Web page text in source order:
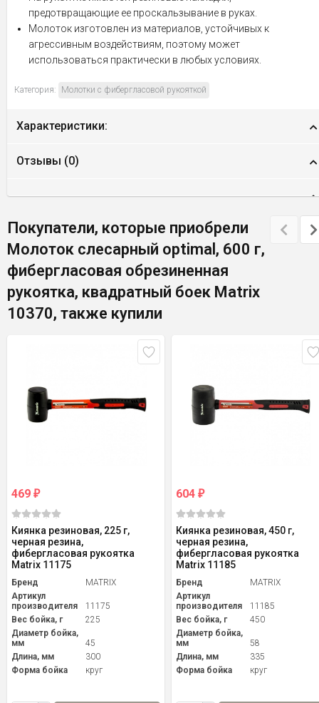
предотвращающие ее проскальзывание в руках.
Молоток изготовлен из материалов, устойчивых к
агрессивным воздействиям, поэтому может
использоваться практически в любых условиях.
Категория: Молотки с фибергласовой рукояткой
Характеристики:
Отзывы (0)
Покупатели, которые приобрели
Молоток слесарный optimal, 600 г,
фибергласовая обрезиненная
рукоятка, квадратный боек Matrix
10370, также купили
469 ₽
Киянка резиновая, 225 г,
черная резина,
фибергласовая рукоятка
Matrix 11175
Бренд
MATRIX
Артикул
производителя
11175
Вес бойка, г
225
Диаметр бойка,
мм
45
Длина, мм
300
Форма бойка
круг
604 ₽
Киянка резиновая, 450 г,
черная резина,
фибергласовая рукоятка
Matrix 11185
Бренд
MATRIX
Артикул
производителя
11185
Вес бойка, г
450
Диаметр бойка,
мм
58
Длина, мм
335
Форма бойка
круг